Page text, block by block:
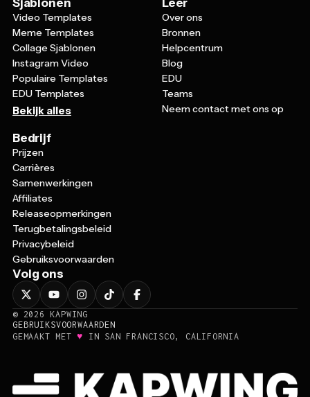
Video Templates
Meme Templates
Collage Sjablonen
Instagram Video
Populaire Templates
EDU Templates
Bekijk alles
Over ons
Bronnen
Helpcentrum
Blog
EDU
Teams
Neem contact met ons op
Prijzen
Carrières
Samenwerkingen
Affiliates
Releaseopmerkingen
Terugbetalingsbeleid
Privacybeleid
Gebruiksvoorwaarden
Volg ons
©2026 KAPWING
GEBRUIKSVOORWAARDEN
GEMAAKT MET♥IN SAN FRANCISCO, CALIFORNIA